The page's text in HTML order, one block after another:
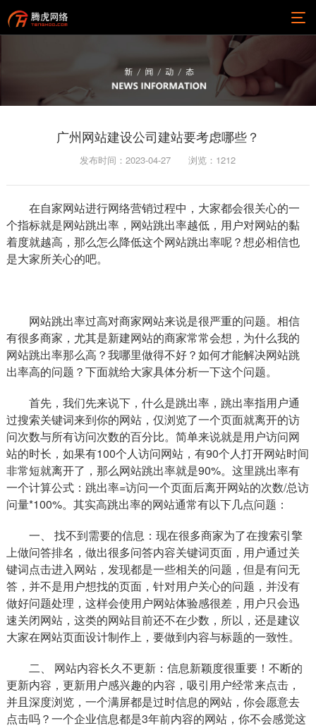
广州网站建设公司建站要考虑哪些？
发布时间：2023-04-27 浏览： 1212
在自家网站进行网络营销过程中，大家都会很关心的一
个指标就是网站跳出率，网站跳出率越低，用户对网站的黏
着度就越高，那么怎么降低这个网站跳出率呢？想必相信也
是大家所关心的吧。
网站跳出率过高对商家网站来说是很严重的问题。相信
有很多商家，尤其是新建网站的商家常常会想，为什么我的
网站跳出率那么高？我哪里做得不好？如何才能解决网站跳
出率高的问题？下面就给大家具体分析一下这个问题。
首先，我们先来说下，什么是跳出率，跳出率指用户通
过搜索关键词来到你的网站，仅浏览了一个页面就离开的访
问次数与所有访问次数的百分比。简单来说就是用户访问网
站的时长，如果有100个人访问网站，有90个人打开网站时间
非常短就离开了，那么网站跳出率就是90%。这里跳出率有
一个计算公式：跳出率=访问一个页面后离开网站的次数/总访
问量*100%。其实高跳出率的网站通常有以下几点问题：
一、 找不到需要的信息：现在很多商家为了在搜索引擎
上做问答排名，做出很多问答内容关键词页面，用户通过关
键词点击进入网站，发现都是一些相关的问题，但是有问无
答，并不是用户想找的页面，针对用户关心的问题，并没有
做好问题处理，这样会使用户网站体验感很差，用户只会迅
速关闭网站，这类的网站目前还不在少数，所以，还是建议
大家在网站页面设计制作上，要做到内容与标题的一致性。
二、 网站内容长久不更新：信息新颖度很重要！不断的
更新内容，更新用户感兴趣的内容，吸引用户经常来点击，
并且深度浏览，一个满屏都是过时信息的网站，你会愿意去
点击吗？一个企业信息都是3年前内容的网站，你不会感觉这